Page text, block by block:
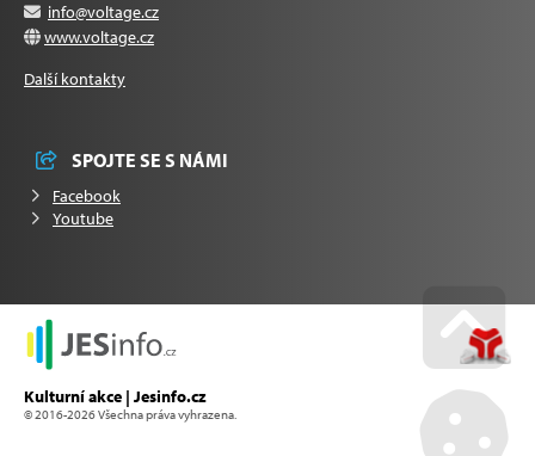
info@voltage.cz
www.voltage.cz
Další kontakty
SPOJTE SE S NÁMI
Facebook
Youtube
Kulturní akce | Jesinfo.cz
© 2016-2026 Všechna práva vyhrazena. Go